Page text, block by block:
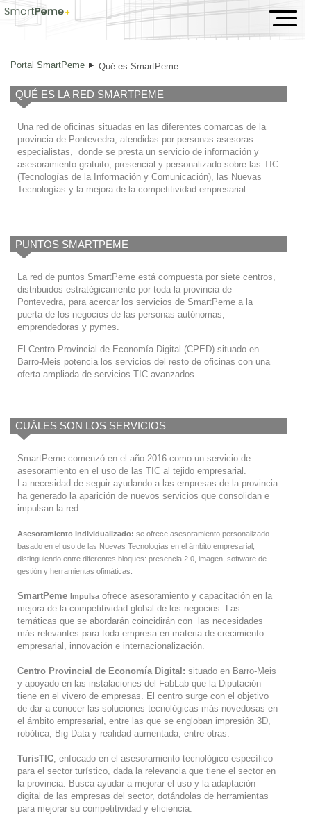
Qué es SmartPeme
Portal SmartPeme Qué es SmartPeme
QUÉ ES LA RED SMARTPEME
Una red de oficinas situadas en las diferentes comarcas de la
provincia de Pontevedra, atendidas por personas asesoras
especialistas, donde se presta un servicio de información y
asesoramiento gratuito, presencial y personalizado sobre las TIC
(Tecnologías de la Información y Comunicación), las Nuevas
Tecnologías y la mejora de la competitividad empresarial.
PUNTOS SMARTPEME
La red de puntos SmartPeme está compuesta por siete centros,
distribuidos estratégicamente por toda la provincia de
Pontevedra, para acercar los servicios de SmartPeme a la
puerta de los negocios de las personas autónomas,
emprendedoras y pymes.
El Centro Provincial de Economía Digital (CPED) situado en
Barro-Meis potencia los servicios del resto de oficinas con una
oferta ampliada de servicios TIC avanzados.
CUÁLES SON LOS SERVICIOS
SmartPeme comenzó en el año 2016 como un servicio de
asesoramiento en el uso de las TIC al tejido empresarial.
La necesidad de seguir ayudando a las empresas de la provincia
ha generado la aparición de nuevos servicios que consolidan e
impulsan la red.
Asesoramiento individualizado: se ofrece asesoramiento personalizado
basado en el uso de las Nuevas Tecnologías en el ámbito empresarial,
distinguiendo entre diferentes bloques: presencia 2.0, imagen, software de
gestión y herramientas ofimáticas.
SmartPeme Impulsa ofrece asesoramiento y capacitación en la
mejora de la competitividad global de los negocios. Las
temáticas que se abordarán coincidirán con las necesidades
más relevantes para toda empresa en materia de crecimiento
empresarial, innovación e internacionalización.
Centro Provincial de Economía Digital: situado en Barro-Meis
y apoyado en las instalaciones del FabLab que la Diputación
tiene en el vivero de empresas. El centro surge con el objetivo
de dar a conocer las soluciones tecnológicas más novedosas en
el ámbito empresarial, entre las que se engloban impresión 3D,
robótica, Big Data y realidad aumentada, entre otras.
TurisTIC , enfocado en el asesoramiento tecnológico específico
para el sector turístico, dada la relevancia que tiene el sector en
la provincia. Busca ayudar a mejorar el uso y la adaptación
digital de las empresas del sector, dotándolas de herramientas
para mejorar su competitividad y eficiencia.